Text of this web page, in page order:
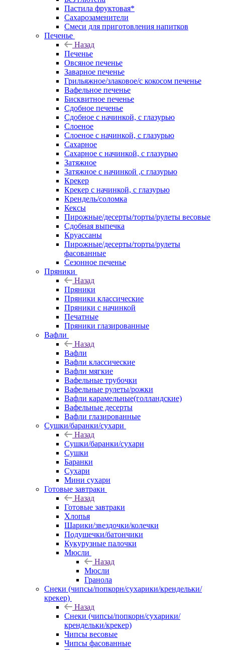
Пастила фруктовая*
Сахарозаменители
Смеси для приготовления напитков
Печенье
Назад
Печенье
Овсяное печенье
Заварное печенье
Грильяжное/злаковое/с кокосом печенье
Вафельное печенье
Бисквитное печенье
Сдобное печенье
Сдобное с начинкой, с глазурью
Слоеное
Слоеное с начинкой, с глазурью
Сахарное
Сахарное с начинкой, с глазурью
Затяжное
Затяжное с начинкой ,с глазурью
Крекер
Крекер с начинкой, с глазурью
Крендель/соломка
Кексы
Пирожные/десерты/торты/рулеты весовые
Сдобная выпечка
Круассаны
Пирожные/десерты/торты/рулеты
фасованные
Сезонное печенье
Пряники
Назад
Пряники
Пряники классические
Пряники с начинкой
Печатные
Пряники глазированные
Вафли
Назад
Вафли
Вафли классические
Вафли мягкие
Вафельные трубочки
Вафельные рулеты/рожки
Вафли карамельные(голландские)
Вафельные десерты
Вафли глазированные
Сушки/баранки/сухари
Назад
Сушки/баранки/сухари
Сушки
Баранки
Сухари
Мини сухари
Готовые завтраки
Назад
Готовые завтраки
Хлопья
Шарики/звездочки/колечки
Подушечки/батончики
Кукурузные палочки
Мюсли
Назад
Мюсли
Гранола
Снеки (чипсы/попкорн/сухарики/крендельки/
крекер)
Назад
Снеки (чипсы/попкорн/сухарики/
крендельки/крекер)
Чипсы весовые
Чипсы фасованные